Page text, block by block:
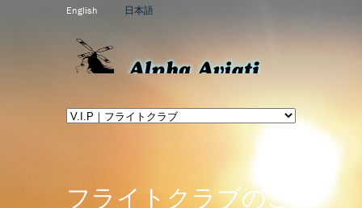
English 日本語
フライトクラブのご